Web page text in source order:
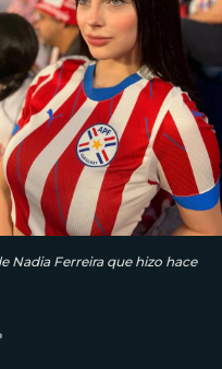
Nadia Ferreira que hizo hace